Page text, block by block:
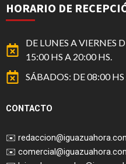
HORARIO DE
DE LUNES A VIERNES
15:00 HS A 20:00 HS.
SÁBADOS: DE 08:00
CONTACTO
✉️
✉️